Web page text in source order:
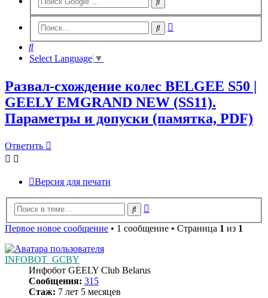
Поиск
Поиск
Select Language ▼
Развал-схождение колес BELGEE S50 |
GEELY EMGRAND NEW (SS11).
Параметры и допуски (памятка, PDF)
Ответить
Версия для печати
Поиск
Первое новое сообщение • 1 сообщение • Страница 1 из 1
INFOBOT_GCBY
Инфобот GEELY Club Belarus
Сообщения: 315
Стаж: 7 лет 5 месяцев